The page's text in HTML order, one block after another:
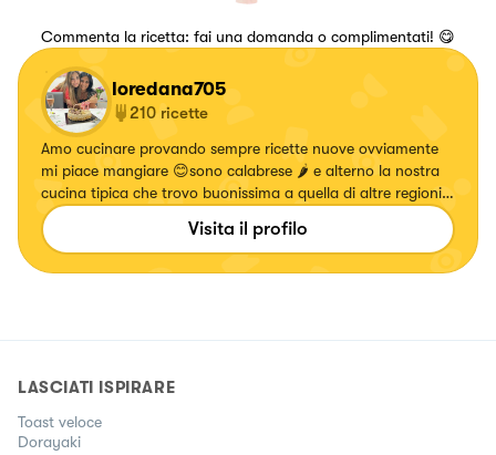
Commenta la ricetta: fai una domanda o complimentati! 😋
loredana705
210 ricette
Amo cucinare provando sempre ricette nuove ovviamente
mi piace mangiare 😊sono calabrese 🌶 e alterno la nostra
cucina tipica che trovo buonissima a quella di altre regioni
❤️amo la lettura e i cani che mi fanno compagnia mentre
cucino ma non assaggiano !!!Visita il profilo
LASCIATI ISPIRARE
Toast veloce
Dorayaki